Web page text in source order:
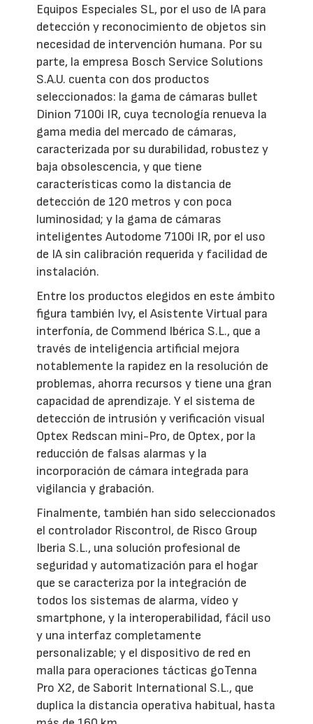
Equipos Especiales SL, por el uso de IA para
detección y reconocimiento de objetos sin
necesidad de intervención humana. Por su
parte, la empresa Bosch Service Solutions
S.A.U. cuenta con dos productos
seleccionados: la gama de cámaras bullet
Dinion 7100i IR, cuya tecnología renueva la
gama media del mercado de cámaras,
caracterizada por su durabilidad, robustez y
baja obsolescencia, y que tiene
características como la distancia de
detección de 120 metros y con poca
luminosidad; y la gama de cámaras
inteligentes Autodome 7100i IR, por el uso
de IA sin calibración requerida y facilidad de
instalación.
Entre los productos elegidos en este ámbito
figura también Ivy, el Asistente Virtual para
interfonía, de Commend Ibérica S.L., que a
través de inteligencia artificial mejora
notablemente la rapidez en la resolución de
problemas, ahorra recursos y tiene una gran
capacidad de aprendizaje. Y el sistema de
detección de intrusión y verificación visual
Optex Redscan mini-Pro, de Optex, por la
reducción de falsas alarmas y la
incorporación de cámara integrada para
vigilancia y grabación.
Finalmente, también han sido seleccionados
el controlador Riscontrol, de Risco Group
Iberia S.L., una solución profesional de
seguridad y automatización para el hogar
que se caracteriza por la integración de
todos los sistemas de alarma, vídeo y
smartphone, y la interoperabilidad, fácil uso
y una interfaz completamente
personalizable; y el dispositivo de red en
malla para operaciones tácticas goTenna
Pro X2, de Saborit International S.L., que
duplica la distancia operativa habitual, hasta